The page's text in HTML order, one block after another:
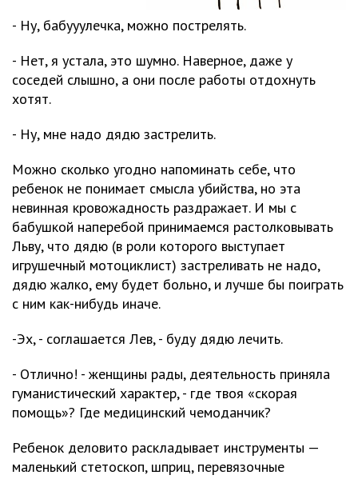
- Ну, бабууулечка, можно пострелять.
- Нет, я устала, это шумно. Наверное, даже у
соседей слышно, а они после работы отдохнуть
хотят.
- Ну, мне надо дядю застрелить.
Можно сколько угодно напоминать себе, что
ребенок не понимает смысла убийства, но эта
невинная кровожадность раздражает. И мы с
бабушкой наперебой принимаемся растолковывать
Льву, что дядю (в роли которого выступает
игрушечный мотоциклист) застреливать не надо,
дядю жалко, ему будет больно, и лучше бы поиграть
с ним как-нибудь иначе.
-Эх, - соглашается Лев, - буду дядю лечить.
- Отлично! - женщины рады, деятельность приняла
гуманистический характер, - где твоя «скорая
помощь»? Где медицинский чемоданчик?
Ребенок деловито раскладывает инструменты —
маленький стетоскоп, шприц, перевязочные